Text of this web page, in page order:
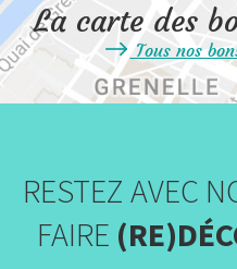
La carte des
Tous nos
RESTEZ AVEC
FAIRE